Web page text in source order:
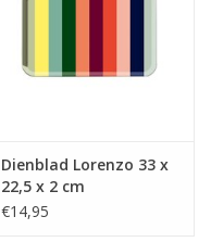
Dienblad Lorenzo 33 x
22,5 x 2 cm
€14,95